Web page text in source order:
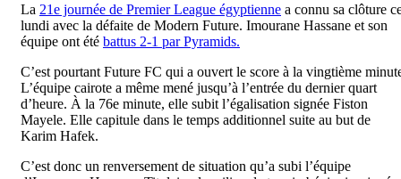
La 21e journée de Premier League égyptienne a connu sa clôture
lundi avec la défaite de Modern Future. Imourane Hassane et son
équipe ont été battus 2-1 par Pyramids.
C’est pourtant Future FC qui a ouvert le score à la vingtième
L’équipe cairote a même mené jusqu’à l’entrée du dernier quart
d’heure. À la 76e minute, elle subit l’égalisation signée Fiston
Mayele. Elle capitule dans le temps additionnel suite au but de
Karim Hafek.
C’est donc un renversement de situation qu’a subi l’équipe